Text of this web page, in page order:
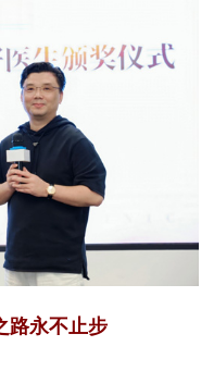
路永不止步